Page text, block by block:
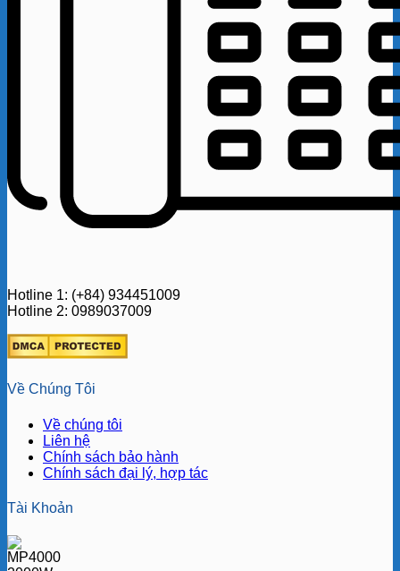
Hotline 1: (+84) 934451009
Hotline 2: 0989037009
Về Chúng Tôi
Về chúng tôi
Liên hệ
Chính sách bảo hành
Chính sách đại lý, hợp tác
Tài Khoản